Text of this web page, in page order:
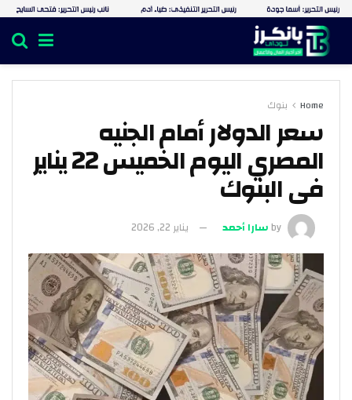
Home بنوك
سعر الدولار أمام الجنيه
المصري اليوم الخميس 22 يناير
فى البنوك
byسارا أحمد يناير 22, 2026